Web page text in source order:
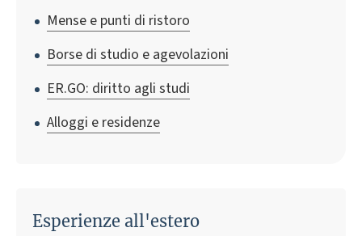
Mense e punti di ristoro
Borse di studio e agevolazioni
ER.GO: diritto agli studi
Alloggi e residenze
Esperienze all'estero